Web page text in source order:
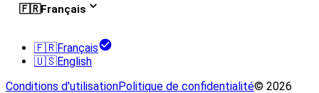
🇫🇷Français
🇫🇷Français
🇺🇸English
Conditions d'utilisationPolitique de confidentialité© 2026